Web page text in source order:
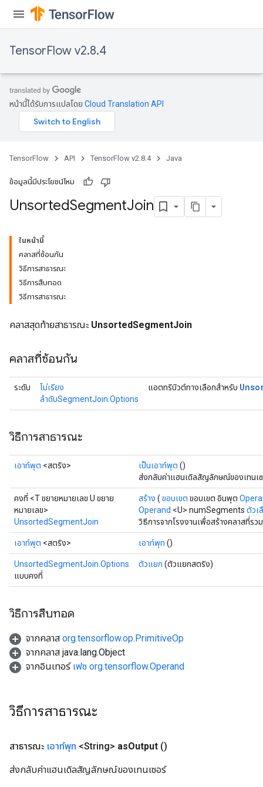
TensorFlow v2.8.4
หน้านี้ได้รับการแปลโดย Cloud Translation API
TensorFlow API TensorFlow v2.8.4 Java
ข้อมูลนี้มีประโยชน์ไหม
UnsortedSegmentJoin
ในหน้านี้
คลาสที่ซ้อนกัน
วิธีการสาธารณะ
วิธีการสืบทอด
วิธีการสาธารณะ
คลาสสุดท้ายสาธารณะ UnsortedSegmentJoin
คลาสที่ซ้อนกัน
ระดับ
ไม่เรียง
ลำดับSegmentJoin.Options
แอตทริบิวต์ทางเลือกสำหรับ
วิธีการสาธารณะ
เอาท์พุต <สตริง> เป็นเอาท์พุต ()
ส่งกลับค่าแฮนเดิลสัญลักษณ์ของเทนเ
คงที่ <T ขยายหมายเลข U ขยาย
หมายเลข>
UnsortedSegmentJoin
สร้าง ( ขอบเขต ขอบเขต อินพุต
Operand <U> numSegments ตัวเ
วิธีการจากโรงงานเพื่อสร้างคลาสที่ร
เอาท์พุต <สตริง> เอาท์พุท ()
UnsortedSegmentJoin.Options
แบบคงที่
ตัวแยก (ตัวแยกสตริง)
วิธีการสืบทอด
จากคลาส org.tensorflow.op.PrimitiveOp
จากคลาส java.lang.Object
จากอินเทอร์ เฟซ org.tensorflow.Operand
วิธีการสาธารณะ
สาธารณะ เอาท์พุท <String> asOutput ()
ส่งกลับค่าแฮนเดิลสัญลักษณ์ของเทนเซอร์